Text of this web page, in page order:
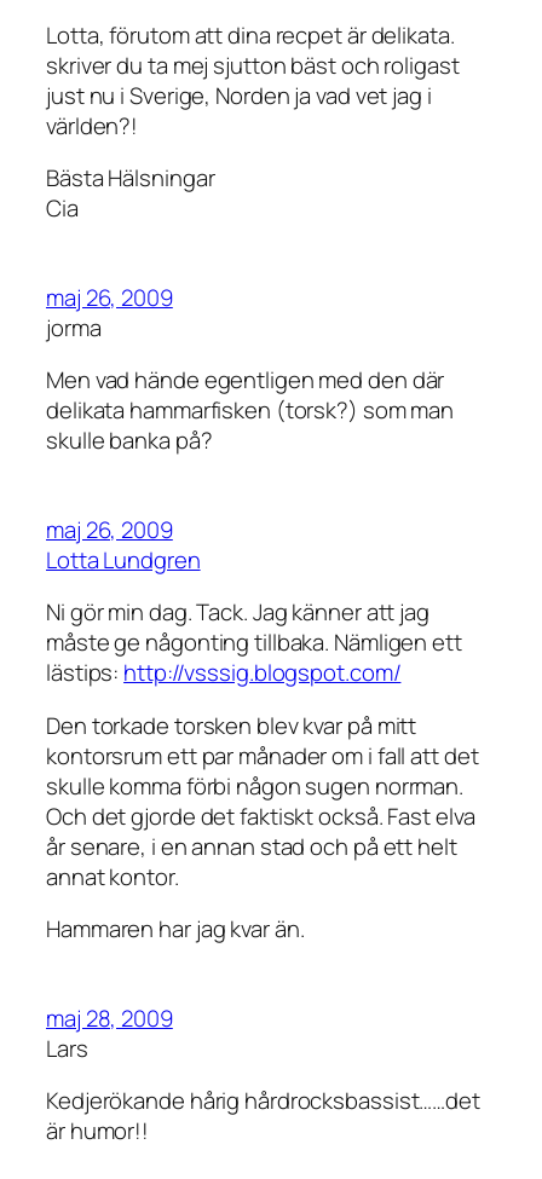
Lotta, förutom att dina recpet är delikata.
skriver du ta mej sjutton bäst och roligast
just nu i Sverige, Norden ja vad vet jag i
världen?!
Bästa Hälsningar
Cia
maj 26, 2009
jorma
Men vad hände egentligen med den där
delikata hammarfisken (torsk?) som man
skulle banka på?
maj 26, 2009
Lotta Lundgren
Ni gör min dag. Tack. Jag känner att jag
måste ge någonting tillbaka. Nämligen ett
lästips: http://vsssig.blogspot.com/
Den torkade torsken blev kvar på mitt
kontorsrum ett par månader om i fall att det
skulle komma förbi någon sugen norrman.
Och det gjorde det faktiskt också. Fast elva
år senare, i en annan stad och på ett helt
annat kontor.
Hammaren har jag kvar än.
maj 28, 2009
Lars
Kedjerökande hårig hårdrocksbassist……det
är humor!!